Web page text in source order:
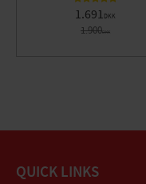
1.691DKK
1.900DKK
QUICK LINKS